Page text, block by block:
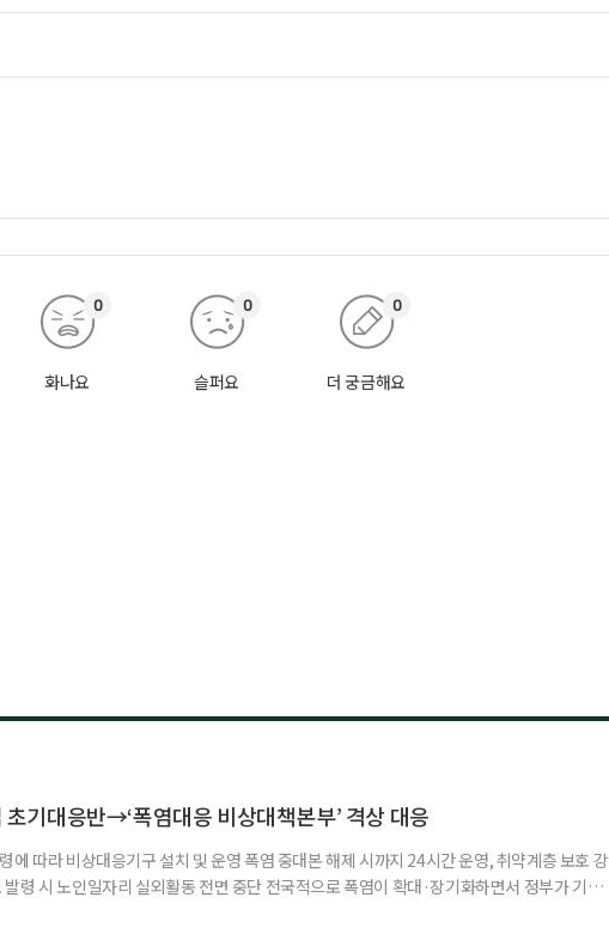
화나요
0
슬퍼요
0
더 궁금해요
0
초기대응반→‘폭염대응 비상대책본부’ 격상 대응
에 따라 비상대응기구 설치 및 운영 폭염 중대본 해제 시까지 24시간 운영, 취약계층 보호 강
령 시 노인일자리 실외활동 전면 중단 전국적으로 폭염이 확대·장기화하면서 정부가 기존